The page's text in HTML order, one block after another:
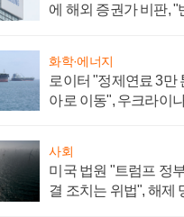
에 해외 증권가 비판, "
화학·에너지
로이터 "정제연료 3만
아로 이동", 우크라이
사회
미국 법원 "트럼프 정
결 조치는 위법", 해제